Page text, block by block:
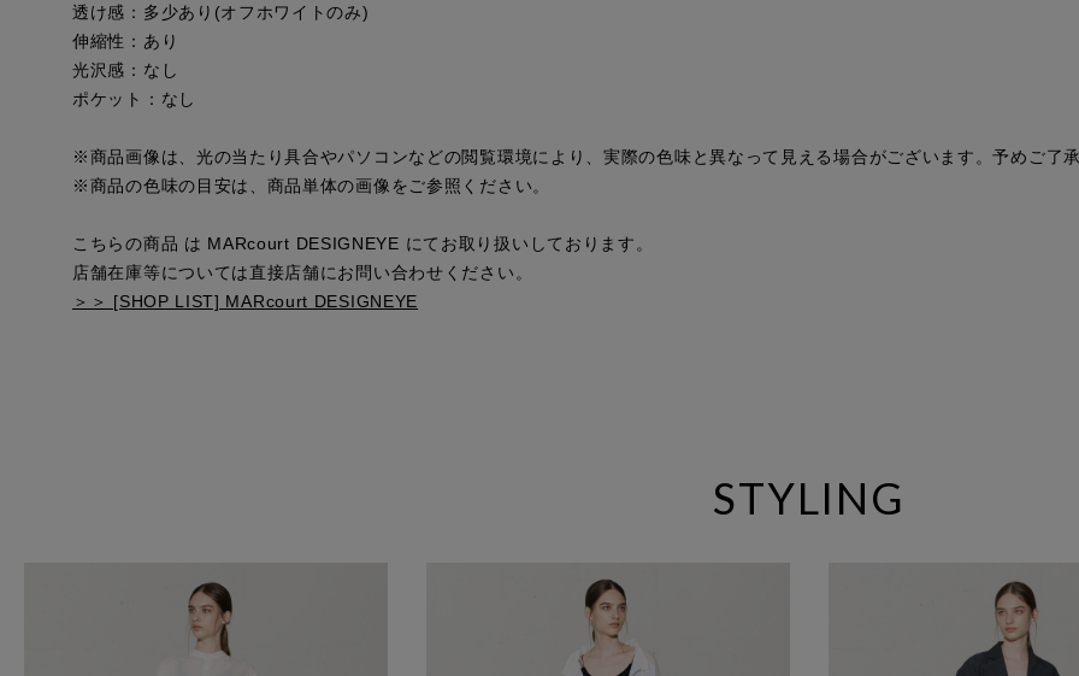
透け感：多少あり(オフホワイトのみ)
伸縮性：あり
光沢感：なし
ポケット：なし
※商品画像は、光の当たり具合やパソコンなどの閲覧環境により、実際の色味と異なって見える場合がございます。予めご了承
※商品の色味の目安は、商品単体の画像をご参照ください。
こちらの商品 は MARcourt DESIGNEYE にてお取り扱いしております。
店舗在庫等については直接店舗にお問い合わせください。
＞＞ [SHOP LIST] MARcourt DESIGNEYE
STYLING